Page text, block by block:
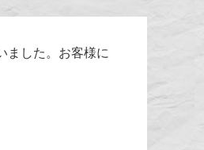
ました。お客様に